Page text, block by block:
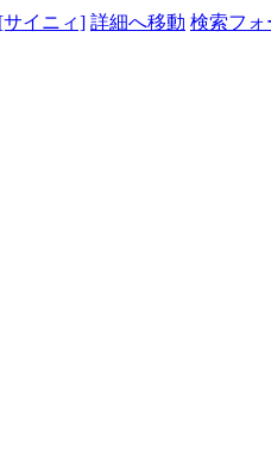
イニィ] 詳細へ移動 検索フォ